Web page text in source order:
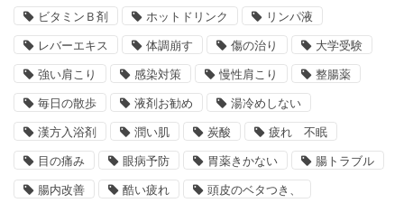
ビタミンＢ剤 ホットドリンク リンパ液
レバーエキス 体調崩す 傷の治り 大学受験
強い肩こり 感染対策 慢性肩こり 整腸薬
毎日の散歩 液剤お勧め 湯冷めしない
漢方入浴剤 潤い肌 炭酸 疲れ 不眠
目の痛み 眼病予防 胃薬きかない 腸トラブル
腸内改善 酷い疲れ 頭皮のベタつき、